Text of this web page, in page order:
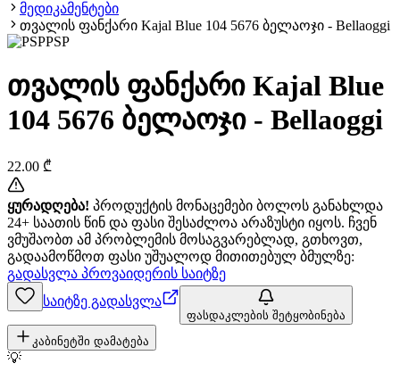
მედიკამენტები
თვალის ფანქარი Kajal Blue 104 5676 ბელაოჯი - Bellaoggi
PSP
თვალის ფანქარი Kajal Blue
104 5676 ბელაოჯი - Bellaoggi
22.00 ₾
ყურადღება! პროდუქტის მონაცემები ბოლოს განახლდა
24+ საათის წინ და ფასი შესაძლოა არაზუსტი იყოს. ჩვენ
ვმუშაობთ ამ პრობლემის მოსაგვარებლად, გთხოვთ,
გადაამოწმოთ ფასი უშუალოდ მითითებულ ბმულზე:
გადასვლა პროვაიდერის საიტზე
საიტზე გადასვლა
ფასდაკლების შეტყობინება
კაბინეტში დამატება
💡